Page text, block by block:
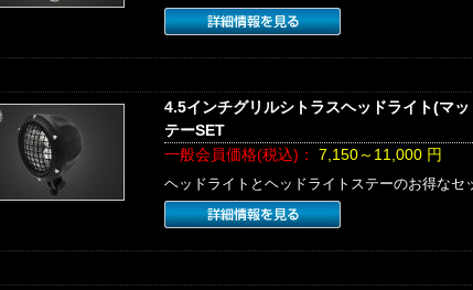
4.5インチグリルシトラスヘッドライト(マ
テーSET
一般会員価格(税込)： 7,150～11,000円
ヘッドライトとヘッドライトステーのお得なセ